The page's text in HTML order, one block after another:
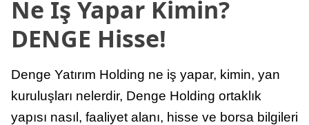
Ne İş Yapar Kimin?
DENGE Hisse!
Denge Yatırım Holding ne iş yapar, kimin, yan
kuruluşları nelerdir, Denge Holding ortaklık
yapısı nasıl, faaliyet alanı, hisse ve borsa bilgileri